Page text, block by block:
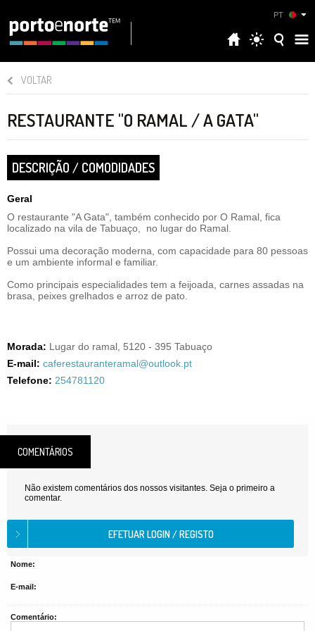
PT
VOLTAR
RESTAURANTE "O RAMAL / A GATA"
DESCRIÇÃO / COMODIDADES
Geral
O restaurante "A Gata", também conhecido por O Ramal, fica
localizado na vila de Tabuaço, no lugar do Ramal.
Possui uma decoração moderna, com capacidade para 80 pessoas
e um ambiente informal e familiar.
Como principais especialidades tem a feijoada, carnes assadas na
brasa, peixes grelhados e arroz de pato.
Morada: Lugar do ramal, 5120 - 395 Tabuaço
E-mail: caferestauranteramal@outlook.pt
Telefone: 254781120
COMENTÁRIOS
Não existem comentários dos nossos visitantes. Seja o primeiro a
comentar.
Nome:
E-mail:
Comentário: